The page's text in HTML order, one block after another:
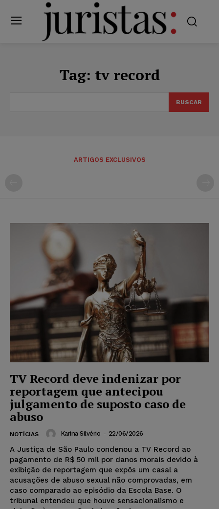
Tag: tv record
BUSCAR
ARTIGOS EXCLUSIVOS
TV Record deve indenizar por
reportagem que antecipou
julgamento de suposto caso de
abuso
NOTÍCIAS Karina Silvério - 22/06/2026
A Justiça de São Paulo condenou a TV Record ao
pagamento de R$ 50 mil por danos morais devido à
exibição de reportagem que expôs um casal a
acusações de abuso sexual não comprovadas, em
caso comparado ao episódio da Escola Base. O
tribunal entendeu que houve sensacionalismo e